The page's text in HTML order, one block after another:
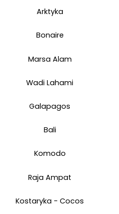
Arktyka
Bonaire
Marsa Alam
Wadi Lahami
Galapagos
Bali
Komodo
Raja Ampat
Kostaryka - Cocos